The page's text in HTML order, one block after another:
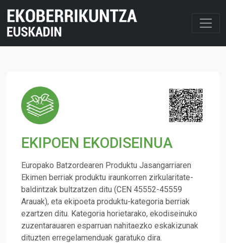
EKIPOEN EKODISEINUA
Europako Batzordearen Produktu Jasangarriaren
Ekimen berriak produktu iraunkorren zirkularitate-
baldintzak bultzatzen ditu (CEN 45552-45559
Arauak), eta ekipoeta produktu-kategoria berriak
ezartzen ditu. Kategoria horietarako, ekodiseinuko
zuzentarauaren esparruan nahitaezko eskakizunak
dituzten erregelamenduak garatuko dira.